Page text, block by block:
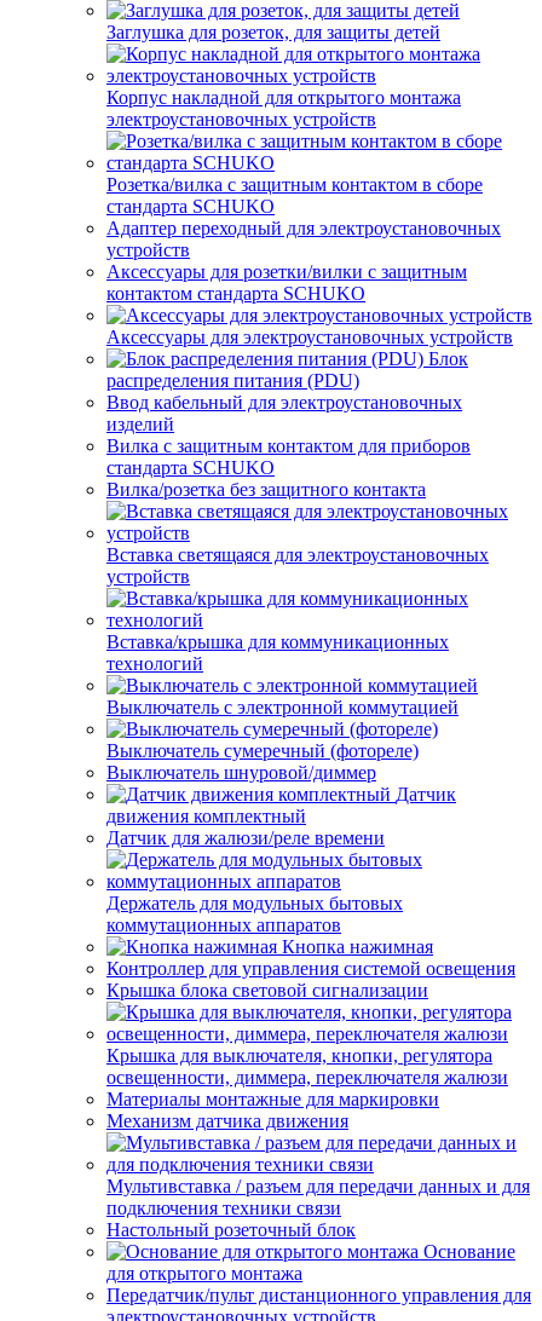
Заглушка для розеток, для защиты детей
Корпус накладной для открытого монтажа
электроустановочных устройств
Розетка/вилка с защитным контактом в сборе
стандарта SCHUKO
Адаптер переходный для электроустановочных
устройств
Аксессуары для розетки/вилки с защитным
контактом стандарта SCHUKO
Аксессуары для электроустановочных устройств
Блок
распределения питания (PDU)
Ввод кабельный для электроустановочных
изделий
Вилка с защитным контактом для приборов
стандарта SCHUKO
Вилка/розетка без защитного контакта
Вставка светящаяся для электроустановочных
устройств
Вставка/крышка для коммуникационных
технологий
Выключатель с электронной коммутацией
Выключатель сумеречный (фотореле)
Выключатель шнуровой/диммер
Датчик
движения комплектный
Датчик для жалюзи/реле времени
Держатель для модульных бытовых
коммутационных аппаратов
Кнопка нажимная
Контроллер для управления системой освещения
Крышка блока световой сигнализации
Крышка для выключателя, кнопки, регулятора
освещенности, диммера, переключателя жалюзи
Материалы монтажные для маркировки
Механизм датчика движения
Мультивставка / разъем для передачи данных и для
подключения техники связи
Настольный розеточный блок
Основание
для открытого монтажа
Передатчик/пульт дистанционного управления для
электроустановочных устройств